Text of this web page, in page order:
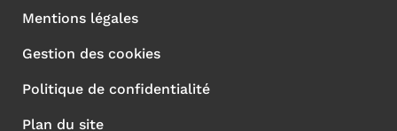
Mentions légales
Gestion des cookies
Politique de confidentialité
Plan du site